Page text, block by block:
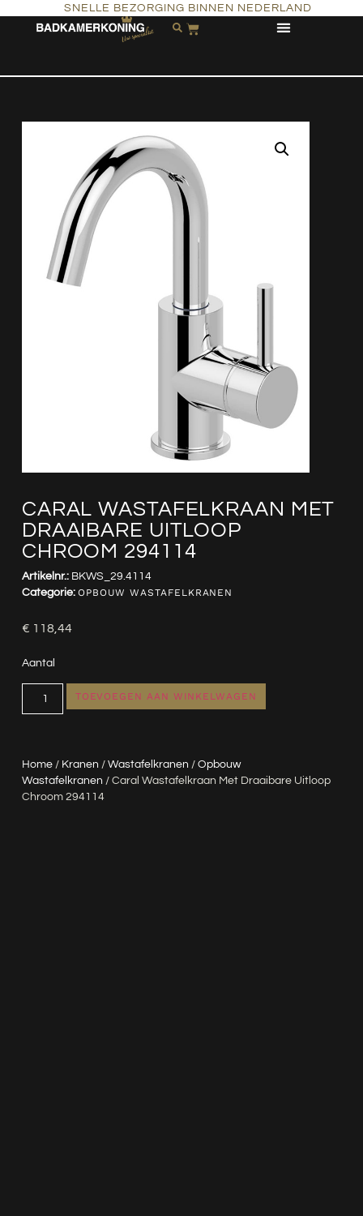
SNELLE BEZORGING BINNEN NEDERLAND
CARAL WASTAFELKRAAN MET
DRAAIBARE UITLOOP
CHROOM 294114
Home/ Kranen / Wastafelkranen / Opbouw
Wastafelkranen / Caral Wastafelkraan Met Draaibare Uitloop
Chroom 294114
Artikelnr.: BKWS_29.4114
Categorie: OPBOUW WASTAFELKRANEN
€ 118,44
Aantal
TOEVOEGEN AAN WINKELWAGEN